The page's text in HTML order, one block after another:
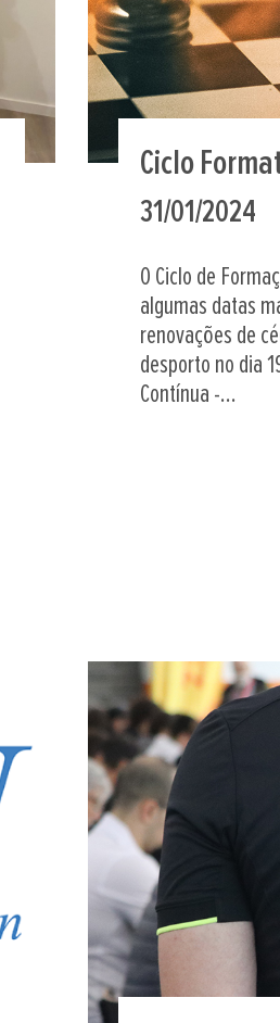
Ciclo
31/01/2024
O Ciclo de
algumas datas
renovações de
desporto no dia
Contínua -...